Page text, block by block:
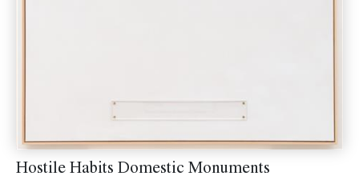
Hostile Habits Domestic Monuments